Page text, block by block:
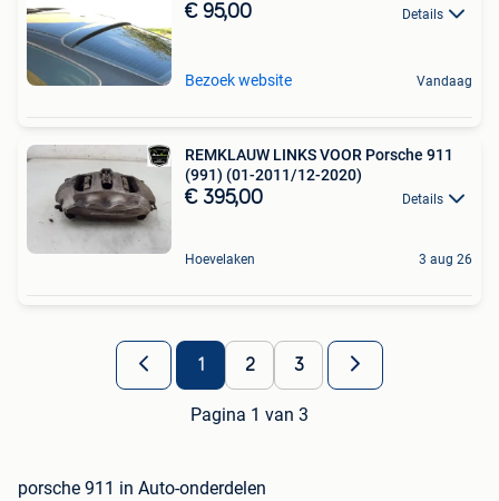
€ 95,00 Details
Bezoek website Vandaag
REMKLAUW LINKS VOOR Porsche 911
(991) (01-2011/12-2020)
€ 395,00 Details
Hoevelaken 3 aug 26
1 2 3
Pagina 1 van 3
porsche 911 in Auto-onderdelen